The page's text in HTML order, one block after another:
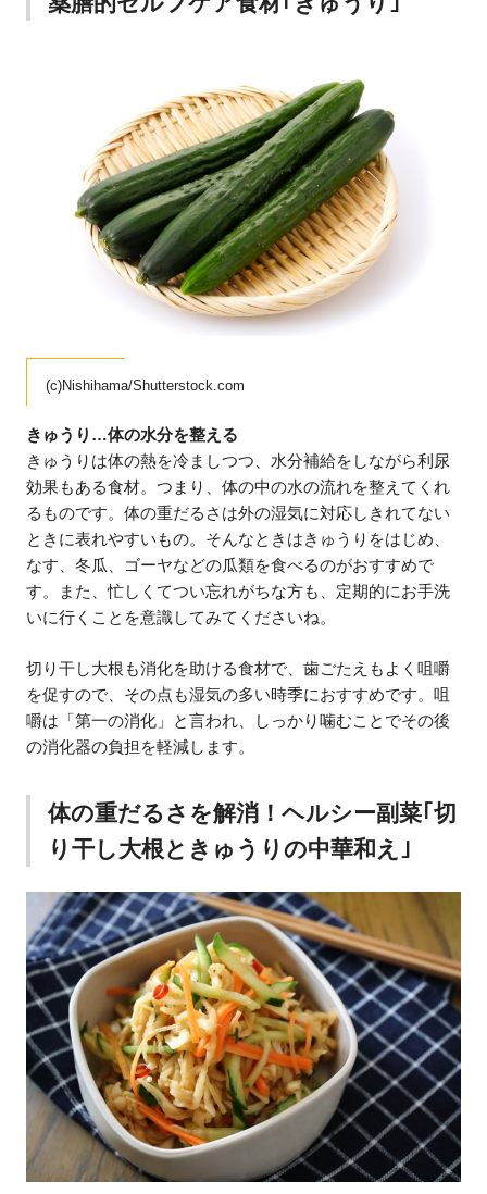
(c)Nishihama/Shutterstock.com
きゅうり…体の水分を整える
きゅうりは体の熱を冷ましつつ、水分補給をしながら利尿
効果もある食材。つまり、体の中の水の流れを整えてくれ
るものです。体の重だるさは外の湿気に対応しきれてない
ときに表れやすいもの。そんなときはきゅうりをはじめ、
なす、冬瓜、ゴーヤなどの瓜類を食べるのがおすすめで
す。また、忙しくてつい忘れがちな方も、定期的にお手洗
いに行くことを意識してみてくださいね。
切り干し大根も消化を助ける食材で、歯ごたえもよく咀嚼
を促すので、その点も湿気の多い時季におすすめです。咀
嚼は「第一の消化」と言われ、しっかり噛むことでその後
の消化器の負担を軽減します。
体の重だるさを解消！ヘルシー副菜｢切
り干し大根ときゅうりの中華和え｣